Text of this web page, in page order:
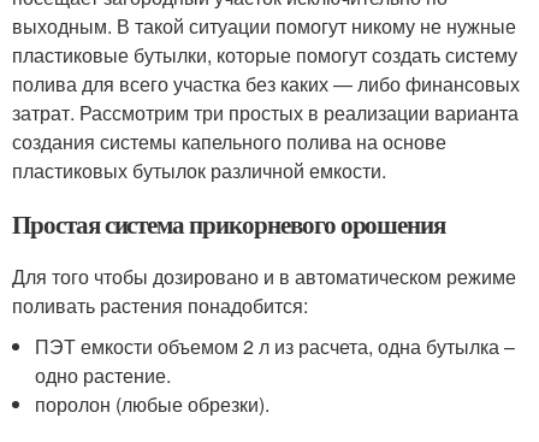
выходным. В такой ситуации помогут никому не нужные
пластиковые бутылки, которые помогут создать систему
полива для всего участка без каких — либо финансовых
затрат. Рассмотрим три простых в реализации варианта
создания системы капельного полива на основе
пластиковых бутылок различной емкости.
Простая система прикорневого орошения
Для того чтобы дозировано и в автоматическом режиме
поливать растения понадобится:
ПЭТ емкости объемом 2 л из расчета, одна бутылка –
одно растение.
поролон (любые обрезки).